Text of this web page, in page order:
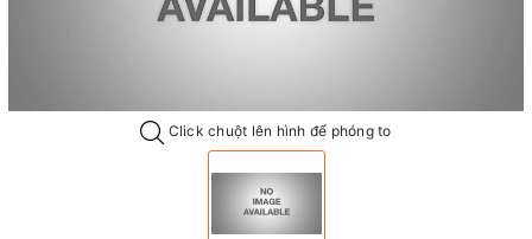
Click chuột lên hình để phóng to